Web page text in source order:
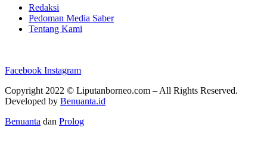
Redaksi
Pedoman Media Saber
Tentang Kami
Facebook Instagram
Copyright 2022 © Liputanborneo.com – All Rights Reserved.
Developed by Benuanta.id
Benuanta dan Prolog